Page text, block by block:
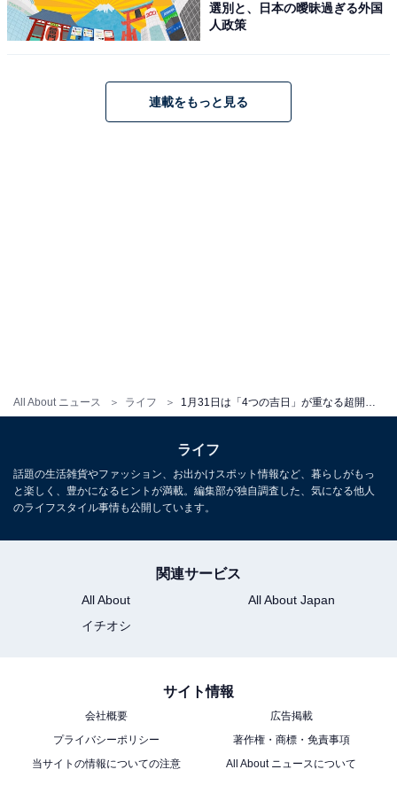
All About ニュース ライフ
滞在するといわれています。日遊神は清潔な環境を好む
神様のため、住まいを整えておくことが開運のポイン
ので要注意です。
1月31日にやるといいこと
ネス、自身の才能を伸ばす行動を始めるのに絶好のタイ
っと後押しされ、スタートした物事が驚くほどスムーズ
また、天一天上が重なるこの日は、掃除や不要なものを
選別と、日本の曖昧過ぎる外国
人政策
連載をもっと見る
ライフ
話題の生活雑貨やファッション、お出かけスポット情報など、暮らしがもっ
と楽しく、豊かになるヒントが満載。編集部が独自調査した、気になる他人
のライフスタイル事情も公開しています。
関連サービス
All About
All About Japan
イチオシ
サイト情報
会社概要
広告掲載
プライバシーポリシー
著作権・商標・免責事項
当サイトの情報についての注意
All About ニュースについて